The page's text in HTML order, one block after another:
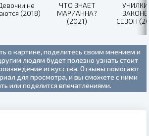
не
(2018)
ЧТО ЗНАЕТ
МАРИАННА?
(2021)
УЧИЛКИ
ЗАКОНЕ
СЕЗОН
о картине, поделитесь своим мнением и
людям будет полезно узнать стоит
искусства. Отзывы помогают
для просмотра, и вы сможете с ними
или поделится впечатлениями.